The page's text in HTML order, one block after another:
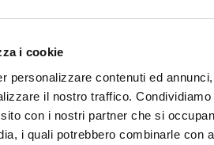
i cookie
personalizzare contenuti ed
il nostro traffico.
con i nostri partner che si
i quali potrebbero combinarle con